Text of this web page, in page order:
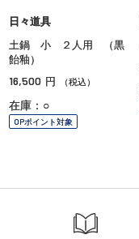
日々道具
土鍋 小 ２人用 （黒
飴釉）
16,500 円 （税込）
在庫：○
OPポイント対象